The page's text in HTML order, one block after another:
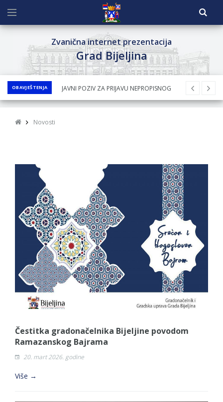
Zvanična internet prezentacija
Grad Bijeljina
OBAVJEŠTENJA
JAVNI KONKURS ZA DODJELU
BESPOVRATNIH SREDSTAVA ZA
PRELIMINARNA RANG LISTA KANDIDATA KOJI
SU OSTVARILI PRAVO NA GRADSKI MJESEČNI
BORAČKI DODATAK ZA DEMOBILISANE
BORCE VOJSKE REPUBLIKE SRPSKE U STANjU
SOCIJALNE POTREBE
JAVNI POZIV ZA NAJLjEPŠE UREĐENO
DVORIŠTE INDIVIDUALNIH DOMAĆINSTAVA,
DVORIŠTE ZAJEDNICA ETAŽNIH VLASNIKA I
JAVNI PROSTOR U MJESNIM ZAJEDNICAMA
Obavještenje za preduzetnika - Gojko
Novosti
Čestitka gradonačelnika Bijeljine povodom
Ramazanskog Bajrama
20. mart 2026. godine
Više →